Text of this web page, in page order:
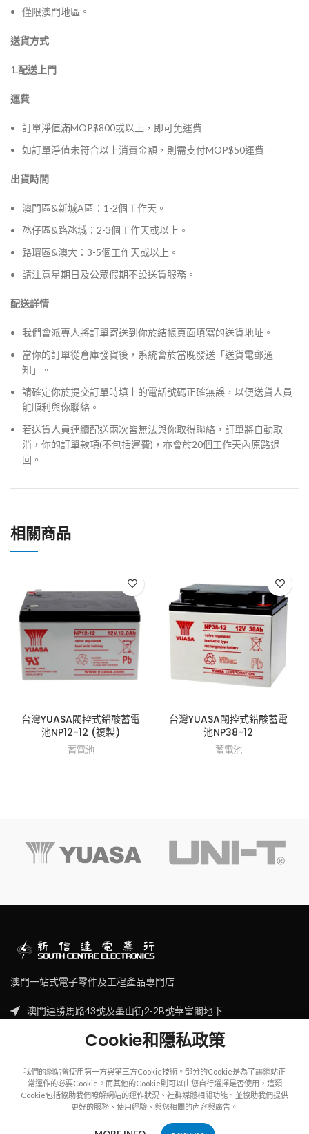
僅限澳門地區。
送貨方式
1.配送上門
運費
訂單淨值滿MOP$800或以上，即可免運費。
如訂單淨值未符合以上消費金額，則需支付MOP$50運費。
出貨時間
澳門區&新城A區：1-2個工作天。
氹仔區&路氹城：2-3個工作天或以上。
路環區&澳大：3-5個工作天或以上。
請注意星期日及公眾假期不設送貨服務。
配送詳情
我們會派專人將訂單寄送到你於結帳頁面填寫的送貨地址。
當你的訂單從倉庫發貨後，系統會於當晚發送「送貨電郵通
知」。
請確定你於提交訂單時填上的電話號碼正確無誤，以便送貨人員
能順利與你聯絡。
若送貨人員連續配送兩次皆無法與你取得聯絡，訂單將自動取
消，你的訂單款項(不包括運費)，亦會於20個工作天內原路退
回。
相關商品
台灣YUASA閥控式鉛酸蓄電
池NP12-12 (複製)
蓄電池
台灣YUASA閥控式鉛酸蓄電
池NP38-12
蓄電池
澳門一站式電子零件及工程產品專門店
澳門連勝馬路43號及墨山街2-2B號華富閣地下
2023SOUTH CENTRE ELECTRIONCISAll rights reserved.
Cookie和隱私政策
我們的網站會使用第一方與第三方Cookie技術。部分的Cookie是為了讓網站正
常運作的必要Cookie。而其他的Cookie則可以由您自行選擇是否使用，這類
Cookie包括協助我們瞭解網站的運作狀況、社群媒體相關功能、並協助我們提供
更好的服務、使用經驗、與您相關的內容與廣告。